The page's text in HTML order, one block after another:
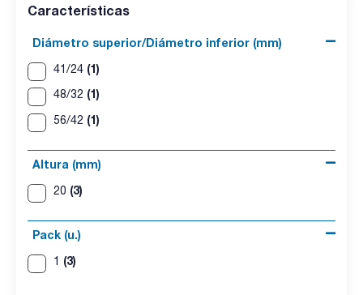
Características
Diámetro superior/Diámetro inferior (mm)
41/24 (1)
48/32 (1)
56/42 (1)
Altura (mm)
20 (3)
Pack (u.)
1 (3)